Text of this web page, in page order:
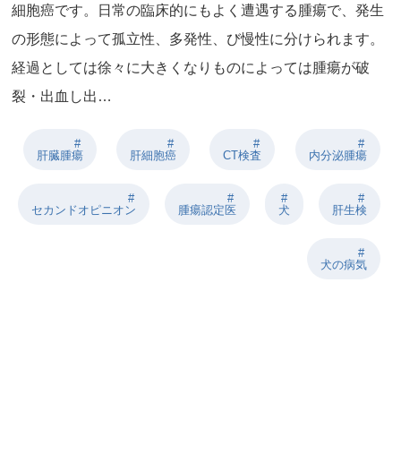
細胞癌です。日常の臨床的にもよく遭遇する腫瘍で、発生
の形態によって孤立性、多発性、び慢性に分けられます。
経過としては徐々に大きくなりものによっては腫瘍が破
裂・出血し出…
肝臓腫瘍 肝細胞癌 CT検査 内分泌腫瘍
セカンドオピニオン 腫瘍認定医 犬 肝生検
⽝の病気